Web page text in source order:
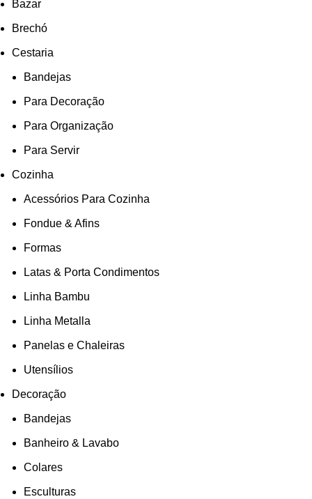
Bazar
Brechó
Cestaria
Bandejas
Para Decoração
Para Organização
Para Servir
Cozinha
Acessórios Para Cozinha
Fondue & Afins
Formas
Latas & Porta Condimentos
Linha Bambu
Linha Metalla
Panelas e Chaleiras
Utensílios
Decoração
Bandejas
Banheiro & Lavabo
Colares
Esculturas